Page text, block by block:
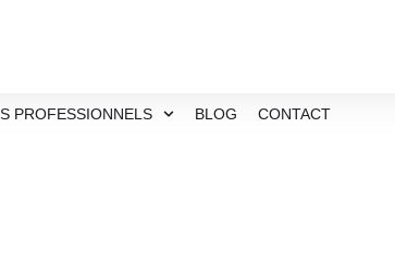
PROFESSIONNELS BLOG CONTACT